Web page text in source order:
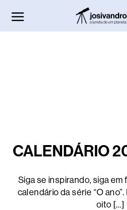
para
o
CALENDÁRIO
Siga se inspirando, siga em
calendário da série “O
oito […]